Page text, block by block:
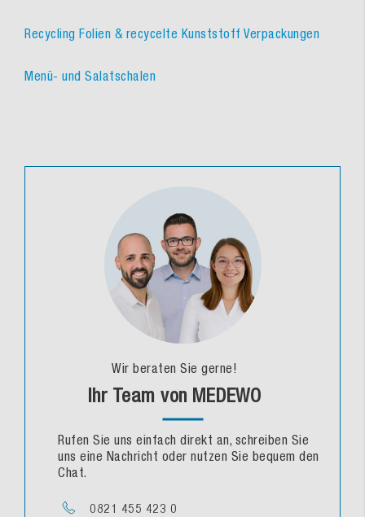
Recycling Folien & recycelte Kunststoff Verpackungen
Menü- und Salatschalen
Wir beraten Sie gerne!
Ihr Team von MEDEWO
Rufen Sie uns einfach direkt an, schreiben Sie
uns eine Nachricht oder nutzen Sie bequem den
Chat.
0821 455 423 0